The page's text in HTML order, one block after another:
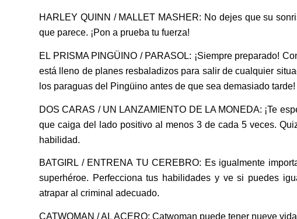
HARLEY QUINN / MALLET MASHER: No dejes que su
que parece. ¡Pon a prueba tu fuerza!
EL PRISMA PINGÜINO / PARASOL: ¡Siempre preparado!
está lleno de planes resbaladizos para salir de cualquier
los paraguas del Pingüino antes de que sea demasiado tarde!
DOS CARAS / UN LANZAMIENTO DE LA MONEDA: ¡Te
que caiga del lado positivo al menos 3 de cada 5 veces.
habilidad.
BATGIRL / ENTRENA TU CEREBRO: Es igualmente
superhéroe. Perfecciona tus habilidades y ve si puedes
atrapar al criminal adecuado.
CATWOMAN / AL ACERO: Catwoman puede tener nueve